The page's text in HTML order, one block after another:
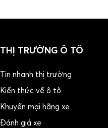
THỊ TRƯỜNG Ô TÔ
Tin nhanh thị trường
Kiến thức về ô tô
Khuyến mại hãng xe
Đánh giá xe